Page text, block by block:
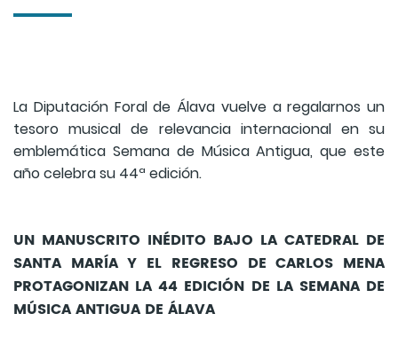
La Diputación Foral de Álava vuelve a regalarnos un
tesoro musical de relevancia internacional en su
emblemática Semana de Música Antigua, que este
año celebra su 44ª edición.
UN MANUSCRITO INÉDITO BAJO LA CATEDRAL DE
SANTA MARÍA Y EL REGRESO DE CARLOS MENA
PROTAGONIZAN LA 44 EDICIÓN DE LA SEMANA DE
MÚSICA ANTIGUA DE ÁLAVA